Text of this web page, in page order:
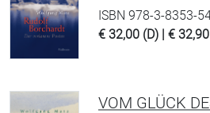
ISBN 978-3-8353-
€ 32,00 (D) | €
VOM GLÜCK